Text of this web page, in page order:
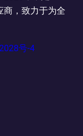
商，致力于为全
号-4